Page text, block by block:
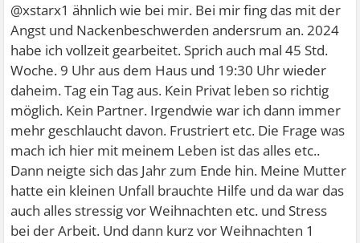
@xstarx1 ähnlich wie bei mir. Bei mir fing das mit der
Angst und Nackenbeschwerden andersrum an. 2024
habe ich vollzeit gearbeitet. Sprich auch mal 45 Std.
Woche. 9 Uhr aus dem Haus und 19:30 Uhr wieder
daheim. Tag ein Tag aus. Kein Privat leben so richtig
möglich. Kein Partner. Irgendwie war ich dann immer
mehr geschlaucht davon. Frustriert etc. Die Frage was
mach ich hier mit meinem Leben ist das alles etc..
Dann neigte sich das Jahr zum Ende hin. Meine Mutter
hatte ein kleinen Unfall brauchte Hilfe und da war das
auch alles stressig vor Weihnachten etc. und Stress
bei der Arbeit. Und dann kurz vor Weihnachten 1